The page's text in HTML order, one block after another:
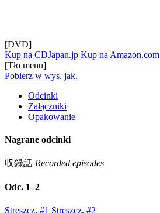
[DVD]
Kup na CDJapan.jp Kup na Amazon.com
[Tło menu]
Pobierz w wys. jak.
Odcinki
Załączniki
Opakowanie
Nagrane odcinki
収録話 Recorded episodes
Odc. 1–2
Streszcz. #1 Streszcz. #2